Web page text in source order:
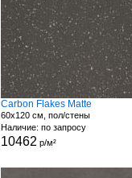
Carbon Flakes Matte
60x120 см, пол/стены
Наличие: по запросу
10462 р/м²